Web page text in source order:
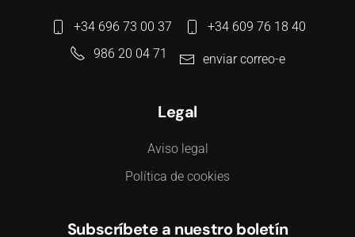
+34 696 73 00 37
+34 609 76 18 40
986 20 04 71
enviar correo-e
Legal
Aviso legal
Política de cookies
Subscríbete a nuestro boletín